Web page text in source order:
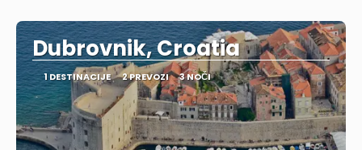
Dubrovnik, Croatia
1 DESTINACIJE 2 PREVOZI 3 NOČI